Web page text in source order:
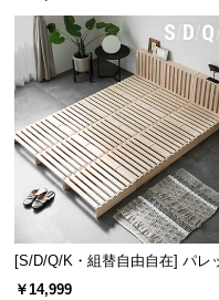
安心と信頼の「3ヶ
機能の損壊・部品の
も無償で対応。 ご
した場合、新しくご
3ヶ月保証
[S/D/Q/K・組替自由自在] パレ
ベッド 8/12/16枚セット
￥14,999